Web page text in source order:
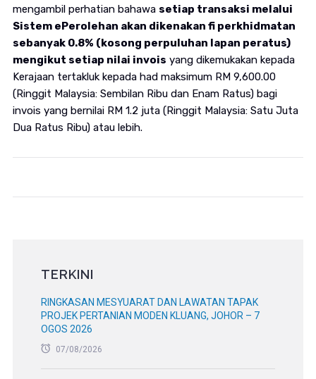
mengambil perhatian bahawa setiap transaksi melalui
Sistem ePerolehan akan dikenakan fi perkhidmatan
sebanyak 0.8% (kosong perpuluhan lapan peratus)
mengikut setiap nilai invois yang dikemukakan kepada
Kerajaan tertakluk kepada had maksimum RM 9,600.00
(Ringgit Malaysia: Sembilan Ribu dan Enam Ratus) bagi
invois yang bernilai RM 1.2 juta (Ringgit Malaysia: Satu Juta
Dua Ratus Ribu) atau lebih.
TERKINI
RINGKASAN MESYUARAT DAN LAWATAN TAPAK
PROJEK PERTANIAN MODEN KLUANG, JOHOR – 7
OGOS 2026
07/08/2026